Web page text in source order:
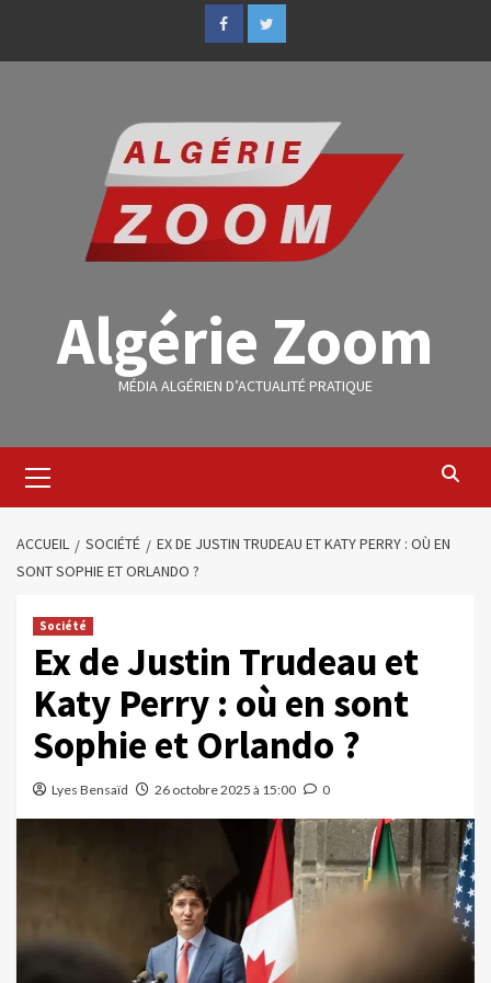
Algérie Zoom
MÉDIA ALGÉRIEN D’ACTUALITÉ PRATIQUE
ACCUEIL SOCIÉTÉ
EX DE JUSTIN TRUDEAU ET KATY PERRY : OÙ EN
SONT SOPHIE ET ORLANDO ?
Société
Ex de Justin Trudeau et
Katy Perry : où en sont
Sophie et Orlando ?
Lyes Bensaïd 26 octobre 2025 à 15:00 0